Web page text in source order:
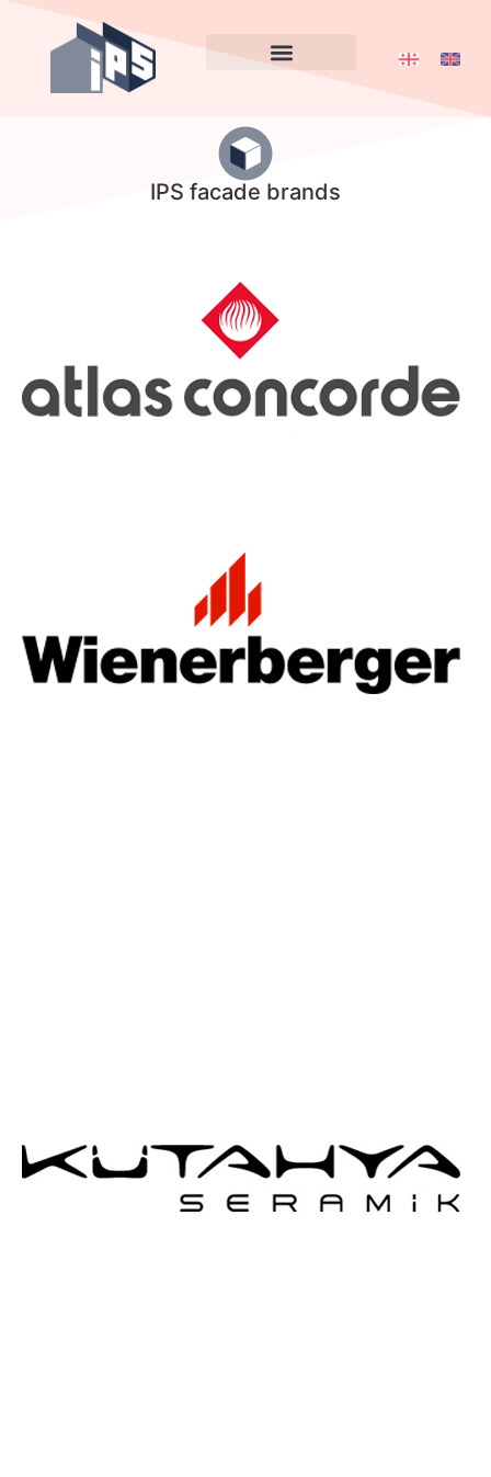
IPS facade brands